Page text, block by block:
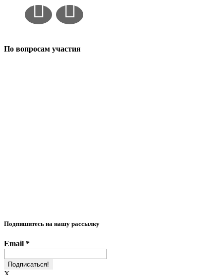
По вопросам участия
Подпишитесь на нашу рассылку
Email *